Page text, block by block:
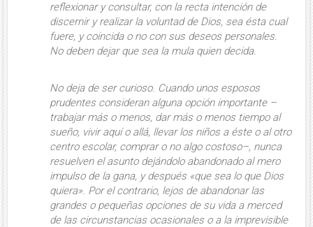
reflexionar y consultar, con la recta intención de
discernir y realizar la voluntad de Dios, sea ésta cual
fuere, y coincida o no con sus deseos personales.
No deben dejar que sea la mula quien decida.
No deja de ser curioso. Cuando unos esposos
prudentes consideran alguna opción importante –
trabajar más o menos, dar más o menos tiempo al
sueño, vivir aquí o allá, llevar los niños a éste o al otro
centro escolar, comprar o no algo costoso–, nunca
resuelven el asunto dejándolo abandonado al mero
impulso de la gana, y después «que sea lo que Dios
quiera». Por el contrario, lejos de abandonar las
grandes o pequeñas opciones de su vida a merced
de las circunstancias ocasionales o a la imprevisible